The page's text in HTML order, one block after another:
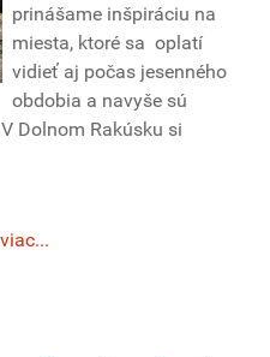
prinášame inšpiráciu na
miesta, ktoré sa oplatí
vidieť aj počas jesenného
obdobia a navyše sú
Dolnom Rakúsku si